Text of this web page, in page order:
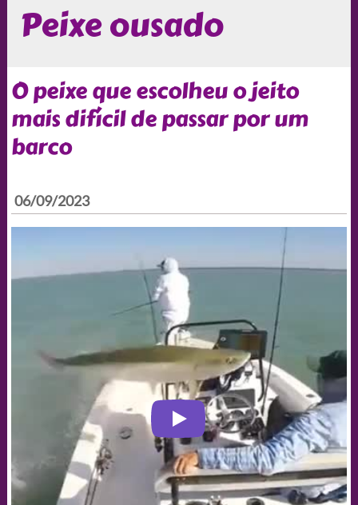
Peixe ousado
O peixe que escolheu o jeito
mais difícil de passar por um
barco
06/09/2023